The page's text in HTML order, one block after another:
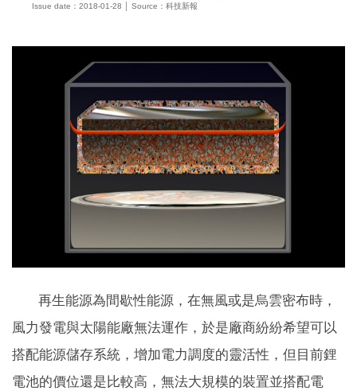
Issue date：2018-01-28 │ Source：科技新報
再生能源為間歇性能源，在無風或是烏雲密布時，
風力發電與太陽能廠無法運作，於是廠商紛紛希望可以
搭配能源儲存系統，增加電力調度的靈活性，但目前鋰
電池的價位還是比較高，無法大規模的裝置並搭配電